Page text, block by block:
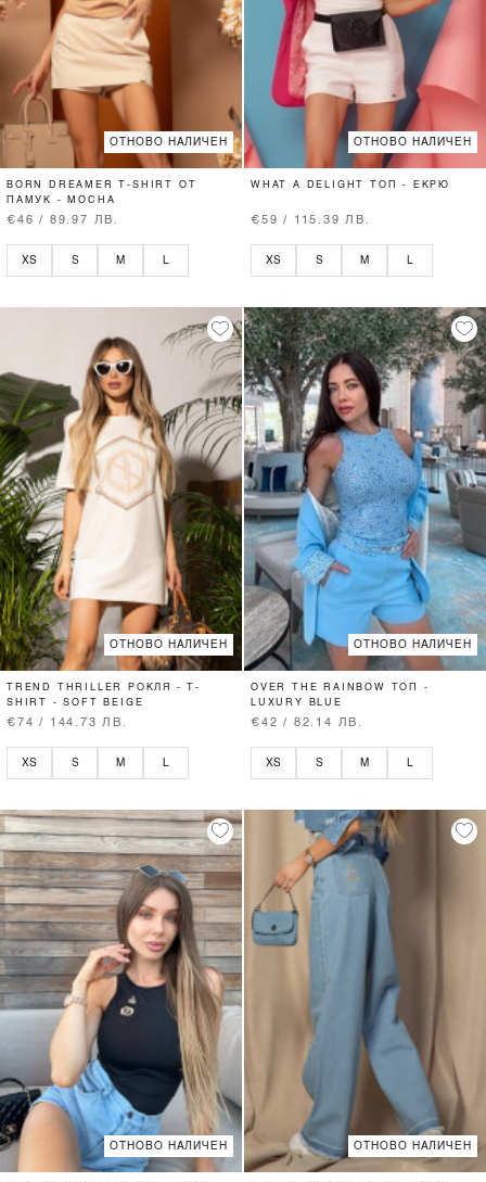
ОТНОВО НАЛИЧЕН
BORN DREAMER T-SHIRT ОТ
ПАМУК - MOCHA
€46 / 89.97 ЛВ.
XS S M L
ОТНОВО НАЛИЧЕН
WHAT A DELIGHT ТОП - ЕКРЮ
€59 / 115.39 ЛВ.
XS S M L
ОТНОВО НАЛИЧЕН
TREND THRILLER РОКЛЯ - T-
SHIRT - SOFT BEIGE
€74 / 144.73 ЛВ.
XS S M
ОТНОВО НАЛИЧЕН
OVER THE RAINBOW ТОП -
LUXURY BLUE
€42 / 82.14 ЛВ.
XS S M
ОТНОВО НАЛИЧЕН ОТНОВО НАЛИЧЕН